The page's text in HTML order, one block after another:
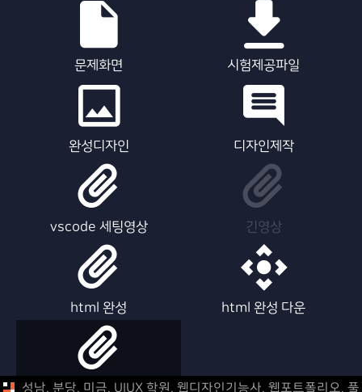
문제화면 시험제공파일
완성디자인 디자인제작
vscode 세팅영상 긴영상
html 완성 html 완성 다운
html 제작영상
성남, 분당, 미금, UIUX 학원, 웹디자인기능사, 웹포트폴리오, 풀